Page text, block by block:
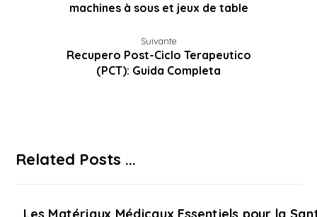
machines à sous et jeux de table
Suivante
Recupero Post-Ciclo Terapeutico
(PCT): Guida Completa
Related Posts ...
Les Matériaux Médicaux Essentiels pour la